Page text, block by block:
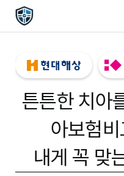
튼튼한 치아
아보험
내게 꼭 맞